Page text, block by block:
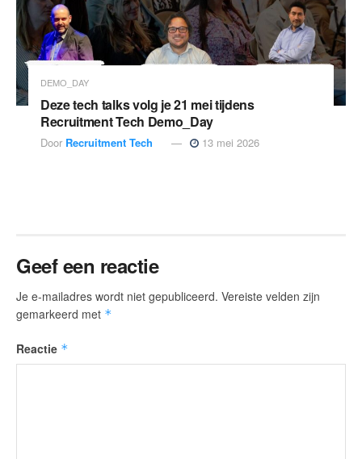
DEMO_DAY
Deze tech talks volg je 21 mei tijdens
Recruitment Tech Demo_Day
Door Recruitment Tech 13 mei 2026
Geef een reactie
Je e-mailadres wordt niet gepubliceerd. Vereiste velden zijn
gemarkeerd met *
Reactie *